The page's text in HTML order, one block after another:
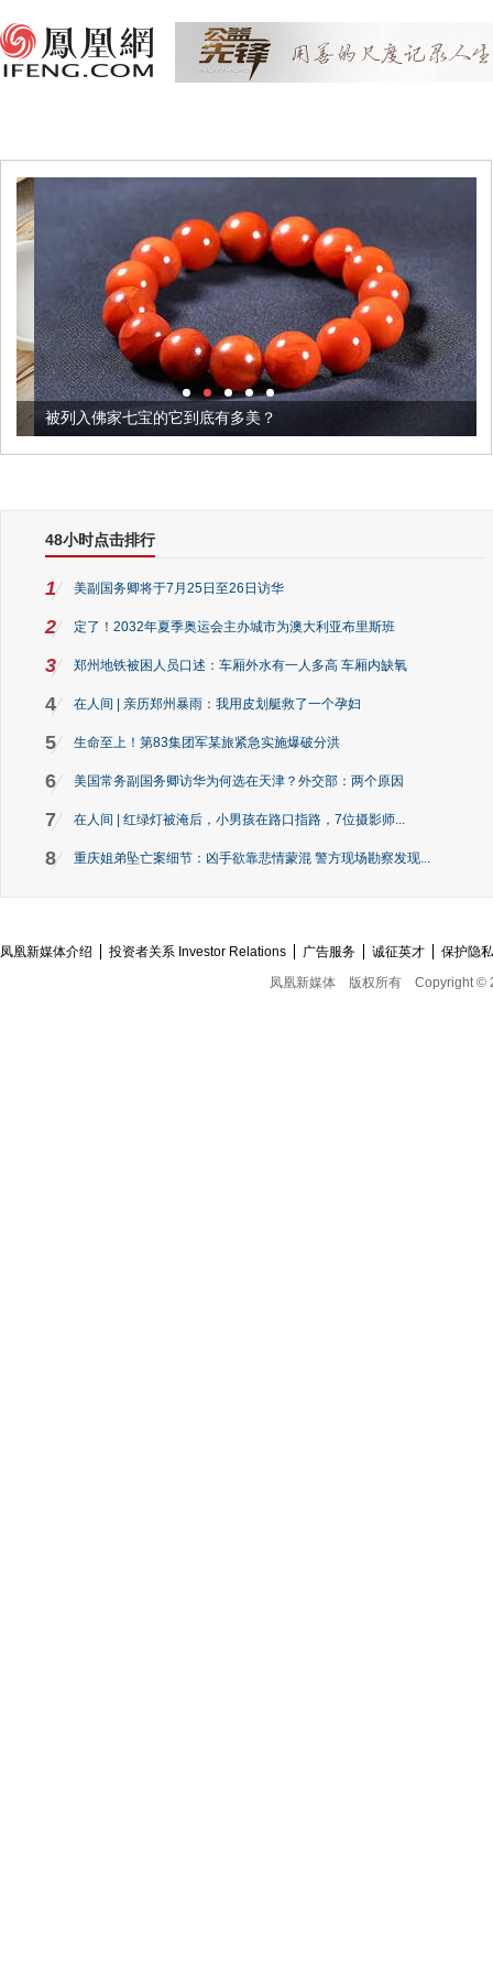
被列入佛家七宝的它到底有多美？
48小时点击排行
1 美副国务卿将于7月25日至26日访华
2 定了！2032年夏季奥运会主办城市为澳大利亚布里斯班
3 郑州地铁被困人员口述：车厢外水有一人多高 车厢内缺氧
4 在人间 | 亲历郑州暴雨：我用皮划艇救了一个孕妇
5 生命至上！第83集团军某旅紧急实施爆破分洪
6 美国常务副国务卿访华为何选在天津？外交部：两个原因
7 在人间 | 红绿灯被淹后，小男孩在路口指路，7位摄影师...
8 重庆姐弟坠亡案细节：凶手欲靠悲情蒙混 警方现场勘察发现...
凤凰新媒体介绍 投资者关系 Investor Relations 广告服务 诚征英才
保护隐
凤凰新媒体
版权所有 Copyright ©